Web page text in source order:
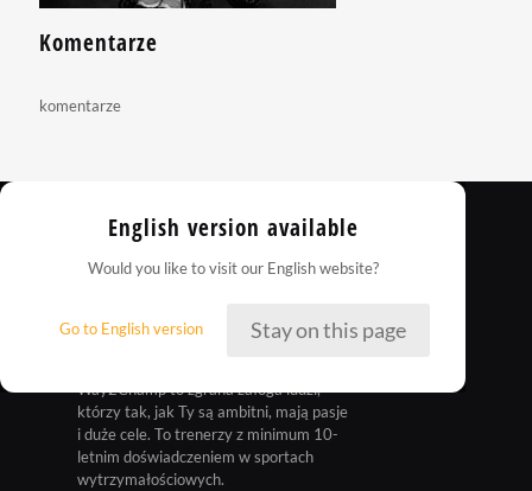
Komentarze
komentarze
Way2Champ to zgrana załoga ludzi,
którzy tak, jak Ty są ambitni, mają pasje
i duże cele. To trenerzy z minimum 10-
letnim doświadczeniem w sportach
wytrzymałościowych.
English version available
Would you like to visit our English website?
Go to English version Stay on this page